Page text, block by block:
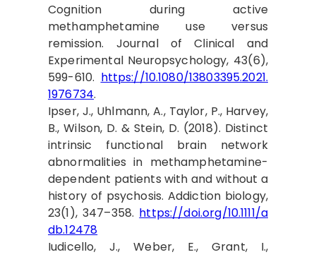
Cognition during active
methamphetamine use versus
remission. Journal of Clinical and
Experimental Neuropsychology, 43(6),
599-610. https://10.1080/13803395.2021.
1976734.
Ipser, J., Uhlmann, A., Taylor, P., Harvey,
B., Wilson, D. & Stein, D. (2018). Distinct
intrinsic functional brain network
abnormalities in methamphetamine-
dependent patients with and without a
history of psychosis. Addiction biology,
23(1), 347–358. https://doi.org/10.1111/a
db.12478
Iudicello, J., Weber, E., Grant, I.,